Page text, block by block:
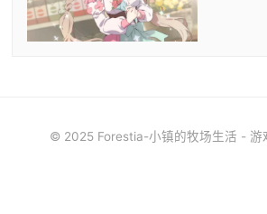
© 2025 Forestia-小镇的牧场生活 - 游